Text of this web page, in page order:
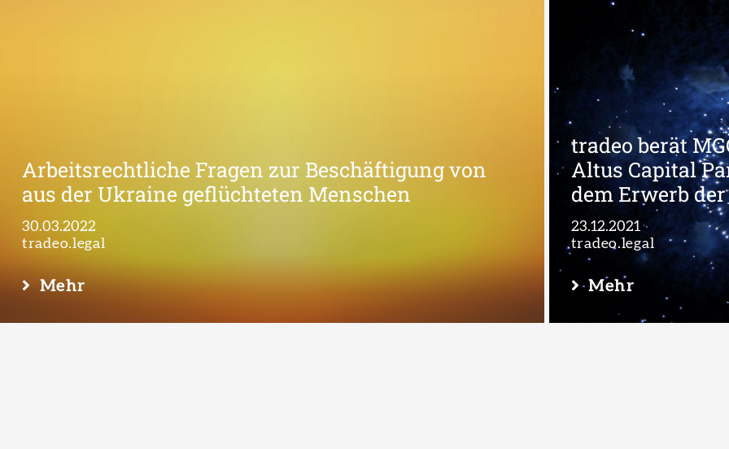
Arbeitsrechtliche Fragen zur Beschäftigung von
aus der Ukraine geflüchteten Menschen
30.03.2022
tradeo.legal
Mehr
tradeo berät
Altus Capital
dem Erwerb
23.12.2021
tradeo.legal
Mehr
Gesellschafts­recht Handels- und Vertriebsrecht Arbeitsrecht tradeo
Datenschutz Impressum
© 2026 tradeo